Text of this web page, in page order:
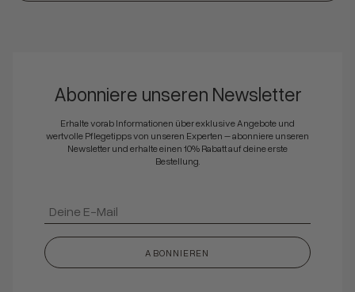
Abonniere unseren Newsletter
Erhalte vorab Informationen über exklusive Angebote und
wertvolle Pflegetipps von unseren Experten – abonniere unseren
Newsletter und erhalte einen 10% Rabatt auf deine erste
Bestellung.
ABONNIEREN